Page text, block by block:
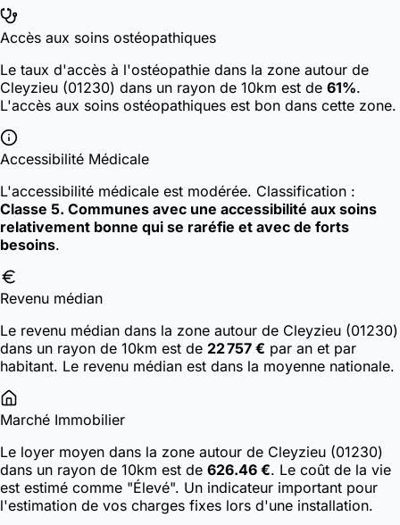
Accès aux soins ostéopathiques
Le taux d'accès à l'ostéopathie dans la zone autour de
Cleyzieu (01230) dans un rayon de 10km est de 61%.
L'accès aux soins ostéopathiques est bon dans cette zone.
Accessibilité Médicale
L'accessibilité médicale est modérée. Classification :
Classe 5. Communes avec une accessibilité aux soins
relativement bonne qui se raréfie et avec de forts
besoins.
Revenu médian
Le revenu médian dans la zone autour de Cleyzieu (01230)
dans un rayon de 10km est de 22 757 € par an et par
habitant. Le revenu médian est dans la moyenne nationale.
Marché Immobilier
Le loyer moyen dans la zone autour de Cleyzieu (01230)
dans un rayon de 10km est de 626.46 €. Le coût de la vie
est estimé comme "Élevé". Un indicateur important pour
l'estimation de vos charges fixes lors d'une installation.